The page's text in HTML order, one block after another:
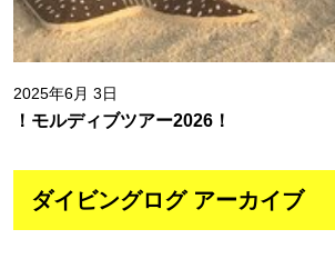
2025年6月 3日
！モルディブツアー2026！
ダイビングログ アーカイブ